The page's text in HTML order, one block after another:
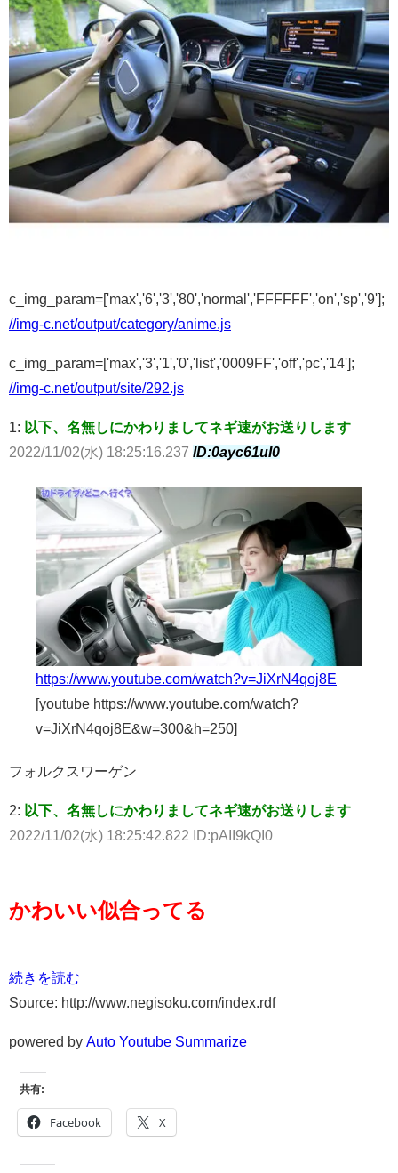
c_img_param=['max','6','3','80','normal','FFFFFF','on','sp','9'];
//img-c.net/output/category/anime.js
c_img_param=['max','3','1','0','list','0009FF','off','pc','14'];
//img-c.net/output/site/292.js
1: 以下、名無しにかわりましてネギ速がお送りします
2022/11/02(水) 18:25:16.237 ID:0ayc61uI0
https://www.youtube.com/watch?v=JiXrN4qoj8E
[youtube https://www.youtube.com/watch?
v=JiXrN4qoj8E&w=300&h=250]
フォルクスワーゲン
2: 以下、名無しにかわりましてネギ速がお送りします
2022/11/02(水) 18:25:42.822 ID:pAII9kQI0
かわいい似合ってる
続きを読む
Source: http://www.negisoku.com/index.rdf
powered by Auto Youtube Summarize
共有:
Facebook X